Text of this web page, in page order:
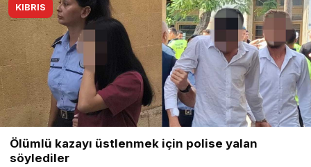
KIBRIS
Ölümlü kazayı üstlenmek için polise yalan
söylediler